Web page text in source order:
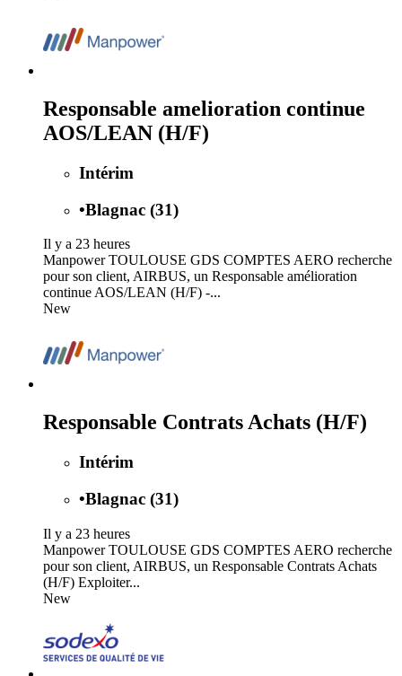
Responsable amelioration continue
AOS/LEAN (H/F)
Intérim
•Blagnac (31)
Il y a 23 heures
Manpower TOULOUSE GDS COMPTES AERO recherche
pour son client, AIRBUS, un Responsable amélioration
continue AOS/LEAN (H/F) -...
New
Responsable Contrats Achats (H/F)
Intérim
•Blagnac (31)
Il y a 23 heures
Manpower TOULOUSE GDS COMPTES AERO recherche
pour son client, AIRBUS, un Responsable Contrats Achats
(H/F) Exploiter...
New